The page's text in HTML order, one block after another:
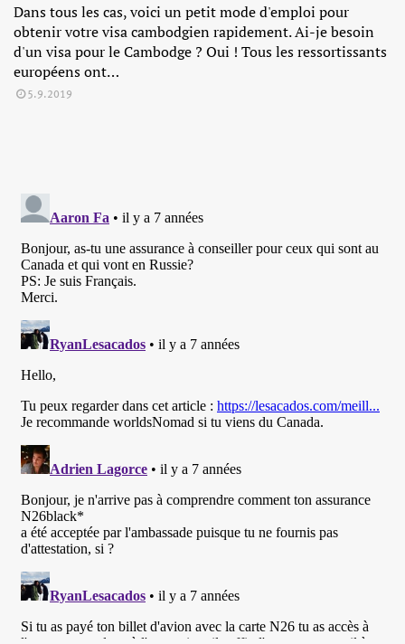
Dans tous les cas, voici un petit mode d'emploi pour
obtenir votre visa cambodgien rapidement. Ai-je besoin
d'un visa pour le Cambodge ? Oui ! Tous les ressortissants
européens ont…
5.9.2019